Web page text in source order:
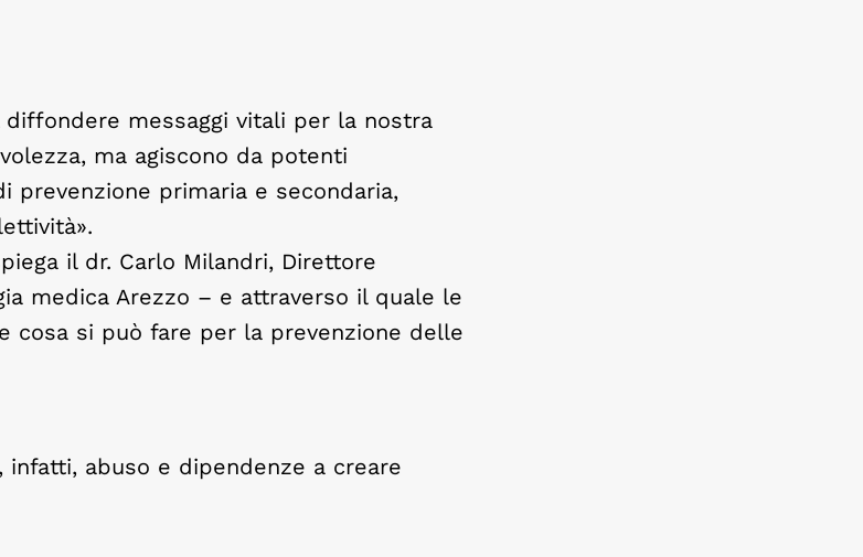
diffondere messaggi vitali per la nostra
ma agiscono da potenti
primaria e secondaria,
il dr. Carlo Milandri, Direttore
medica Arezzo – e attraverso il quale le
cosa si può fare per la prevenzione delle
abuso e dipendenze a creare